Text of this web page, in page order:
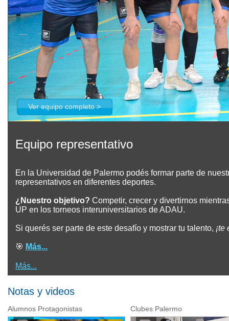
Ver equipo completo >
Equipo representativo
En la Universidad de Palermo podés formar parte de
representativos en diferentes deportes.
¿Nuestro objetivo? Competir, crecer y divertirnos
UP en los torneos interuniversitarios de ADAU.
Si querés ser parte de este desafío y mostrar tu talento, ¡te
🎯 Más...
Más...
Notas y videos
Alumnos Protagonistas Clubes Palermo